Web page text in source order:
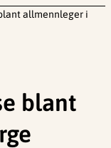
allmennleger i
blant